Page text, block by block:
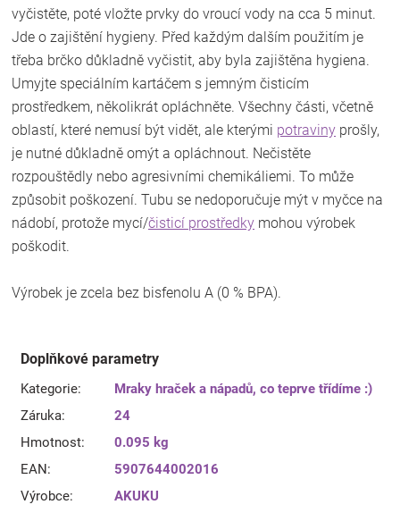
vyčistěte, poté vložte prvky do vroucí vody na cca 5 minut.
Jde o zajištění hygieny. Před každým dalším použitím je
třeba brčko důkladně vyčistit, aby byla zajištěna hygiena.
Umyjte speciálním kartáčem s jemným čisticím
prostředkem, několikrát opláchněte. Všechny části, včetně
oblastí, které nemusí být vidět, ale kterými potraviny prošly,
je nutné důkladně omýt a opláchnout. Nečistěte
rozpouštědly nebo agresivními chemikáliemi. To může
způsobit poškození. Tubu se nedoporučuje mýt v myčce na
nádobí, protože mycí/čisticí prostředky mohou výrobek
poškodit.
Výrobek je zcela bez bisfenolu A (0 % BPA).
Doplňkové parametry
Kategorie:
Mraky hraček a nápadů, co teprve třídíme :)
Záruka:
24
Hmotnost:
0.095 kg
EAN:
5907644002016
Výrobce:
AKUKU